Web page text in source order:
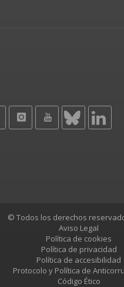
© Todos los derechos
Aviso Legal
Política de cookies
Política de privacidad
Política de accesibilidad
Protocolo y Política de
Código Ético